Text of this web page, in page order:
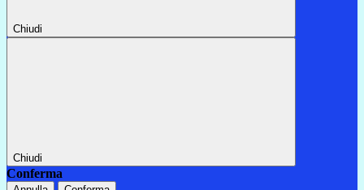
Chiudi
Chiudi
Conferma